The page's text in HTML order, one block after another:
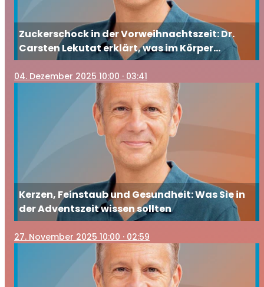
Zuckerschock in der Vorweihnachtszeit: Dr.
Carsten Lekutat erklärt, was im Körper
passiert und wie Sie gegensteuern
04. Dezember 2025 10:00 · 03:41
Kerzen, Feinstaub und Gesundheit: Was Sie in
der Adventszeit wissen sollten
27. November 2025 10:00 · 02:59